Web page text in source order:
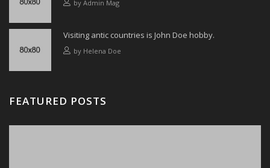
by Admin Mag
Visiting antic countries is John Doe hobby.
by Helena Doe
FEATURED POSTS